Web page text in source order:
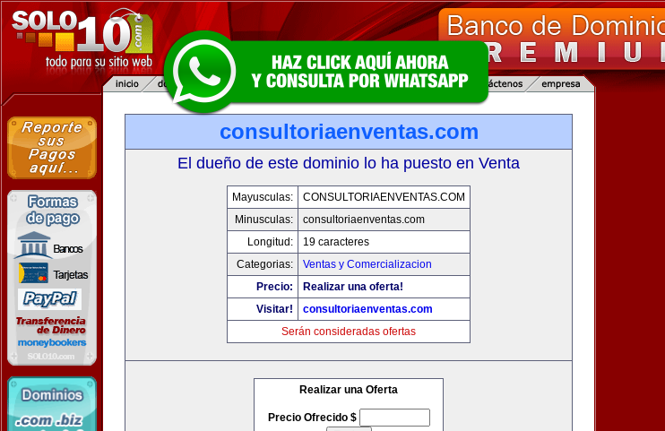
consultoriaenventas.com
El dueño de este dominio lo ha puesto en Venta
Mayusculas:
CONSULTORIAENVENTAS.COM
Minusculas:
consultoriaenventas.com
Longitud:
19 caracteres
Categorias:
Ventas y Comercializacion
Precio:
Realizar una oferta!
Visitar!
consultoriaenventas.com
Serán consideradas ofertas
Realizar una Oferta
Precio Ofrecido $